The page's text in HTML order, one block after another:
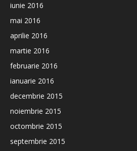
iunie 2016
mai 2016
aprilie 2016
martie 2016
februarie 2016
ianuarie 2016
decembrie 2015
noiembrie 2015
octombrie 2015
septembrie 2015